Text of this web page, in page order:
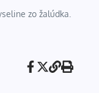
zo žalúdka.